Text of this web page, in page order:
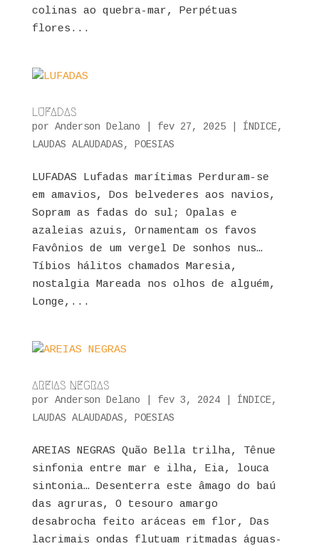
colinas ao quebra-mar, Perpétuas
flores...
LUFADAS
por Anderson Delano fev 27, 2025| ÍNDICE,
LAUDAS ALAUDADAS, POESIAS
LUFADAS Lufadas marítimas Perduram-se
em amavios, Dos belvederes aos navios,
Sopram as fadas do sul; Opalas e
azaleias azuis, Ornamentam os favos
Favônios de um vergel De sonhos nus…
Tíbios hálitos chamados Maresia,
nostalgia Mareada nos olhos de alguém,
Longe,...
AREIAS NEGRAS
por Anderson Delano fev 3, 2024| ÍNDICE,
LAUDAS ALAUDADAS, POESIAS
AREIAS NEGRAS Quão Bella trilha, Tênue
sinfonia entre mar e ilha, Eia, louca
sintonia… Desenterra este âmago do baú
das agruras, O tesouro amargo
desabrocha feito aráceas em flor, Das
lacrimais ondas flutuam ritmadas águas-